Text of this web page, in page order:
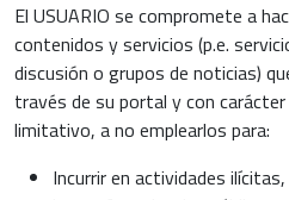
El USUARIO se compromete a
contenidos y servicios (p.e.
discusión o grupos de noticias)
través de su portal y con
limitativo, a no emplearlos para:
Incurrir en actividades